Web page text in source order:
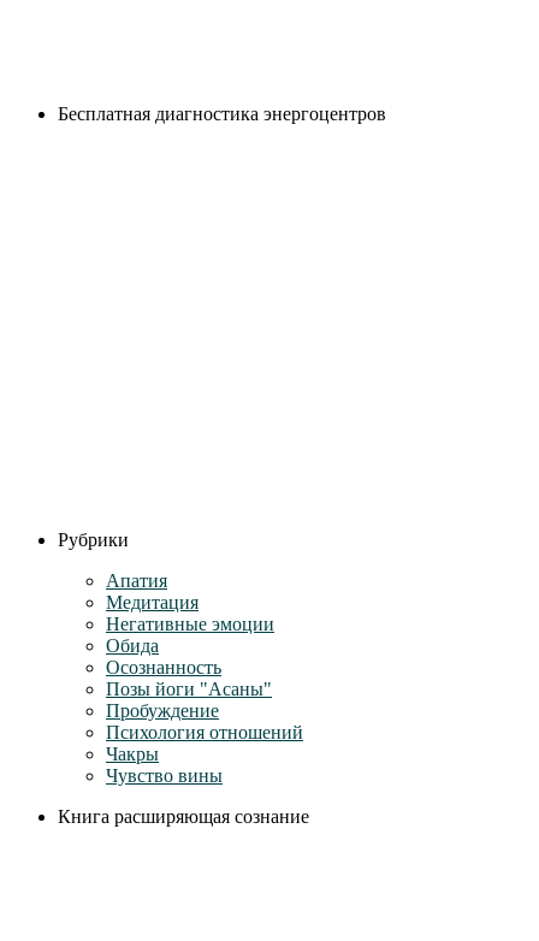
Бесплатная диагностика энергоцентров
Рубрики
Апатия
Медитация
Негативные эмоции
Обида
Осознанность
Позы йоги "Асаны"
Пробуждение
Психология отношений
Чакры
Чувство вины
Книга расширяющая сознание